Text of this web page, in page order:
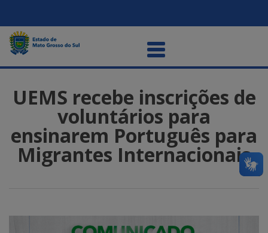
UEMS recebe inscrições de
voluntários para
ensinarem Português para
Migrantes Internacionais